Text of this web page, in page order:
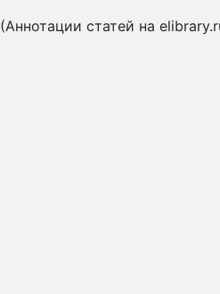
(Аннотации статей на